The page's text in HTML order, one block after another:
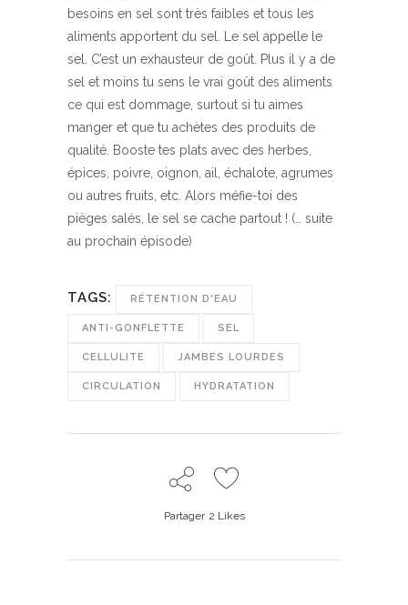
besoins en sel sont très faibles et tous les
aliments apportent du sel. Le sel appelle le
sel. C’est un exhausteur de goût. Plus il y a de
sel et moins tu sens le vrai goût des aliments
ce qui est dommage, surtout si tu aimes
manger et que tu achètes des produits de
qualité. Booste tes plats avec des herbes,
épices, poivre, oignon, ail, échalote, agrumes
ou autres fruits, etc. Alors méfie-toi des
pièges salés, le sel se cache partout ! (… suite
au prochain épisode)
TAGS: RÉTENTION D'EAU
ANTI-GONFLETTE SEL
CELLULITE JAMBES LOURDES
CIRCULATION HYDRATATION
Partager 2 Likes